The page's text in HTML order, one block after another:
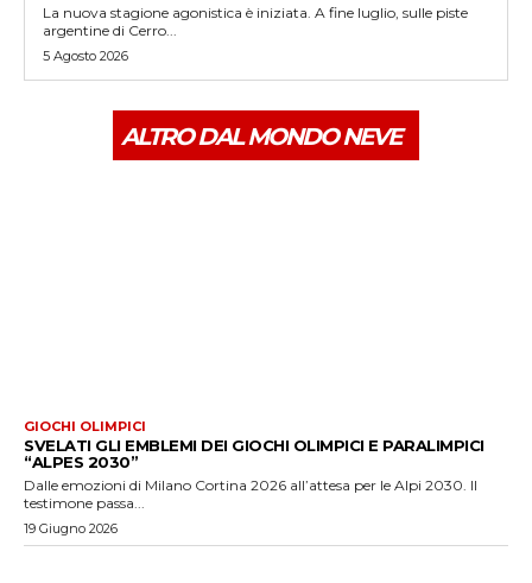
La nuova stagione agonistica è iniziata. A fine luglio, sulle piste
argentine di Cerro...
5 Agosto 2026
ALTRO DAL MONDO NEVE
GIOCHI OLIMPICI
SVELATI GLI EMBLEMI DEI GIOCHI OLIMPICI E PARALIMPICI
“ALPES 2030”
Dalle emozioni di Milano Cortina 2026 all’attesa per le Alpi 2030. Il
testimone passa...
19 Giugno 2026